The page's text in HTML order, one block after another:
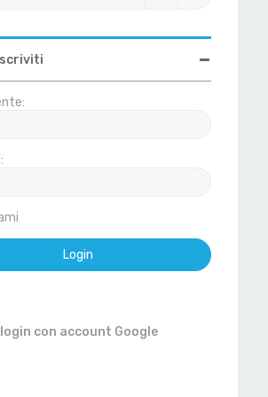
Iscriviti
con account Google